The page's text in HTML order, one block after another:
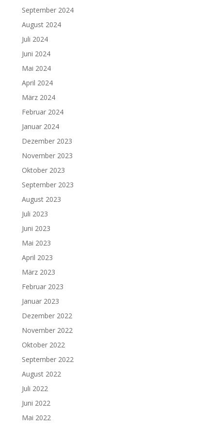
September 2024
August 2024
Juli 2024
Juni 2024
Mai 2024
April 2024
März 2024
Februar 2024
Januar 2024
Dezember 2023
November 2023
Oktober 2023
September 2023
August 2023
Juli 2023
Juni 2023
Mai 2023
April 2023
März 2023
Februar 2023
Januar 2023
Dezember 2022
November 2022
Oktober 2022
September 2022
August 2022
Juli 2022
Juni 2022
Mai 2022